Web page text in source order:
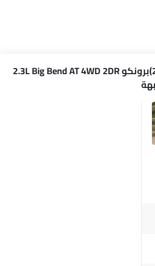
قارن (2023-2024)برونكو 2.3L Big Bend AT 4WD 2DR